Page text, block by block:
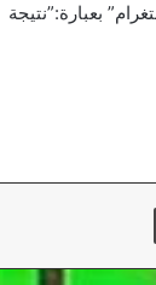
بعبارة:”نتيجة